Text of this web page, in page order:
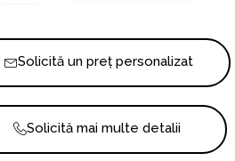
Solicită un preț personalizat
Solicită mai multe detalii